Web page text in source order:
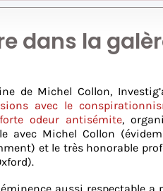
dans la
de Michel Collon,
avec le
odeur antisémite,
avec Michel Collon
et le très honorable